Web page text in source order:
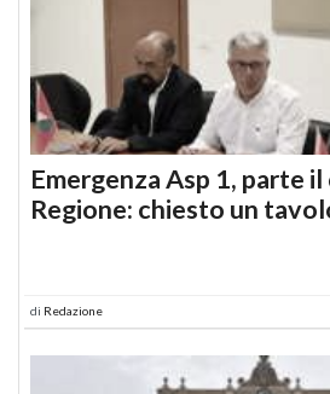
Emergenza Asp 1, parte
Regione: chiesto un
di Redazione